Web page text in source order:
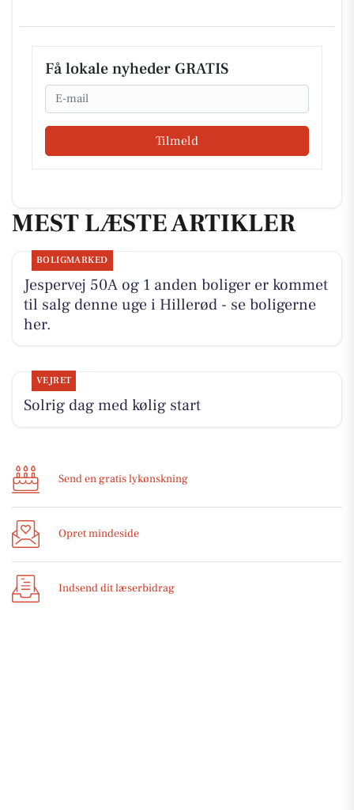
Få lokale nyheder GRATIS
Email
Tilmeld
MEST LÆSTE ARTIKLER
BOLIGMARKED
Jespervej 50A og 1 anden boliger er kommet
til salg denne uge i Hillerød - se boligerne
her.
VEJRET
Solrig dag med kølig start
Send en gratis lykønskning
Opret mindeside
Indsend dit læserbidrag